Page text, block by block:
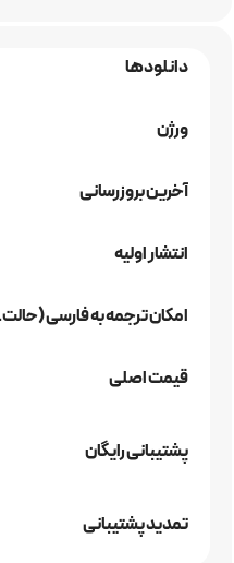
دانلودها
ورژن
آخرین بروزرسانی
انتشار اولیه
امکان ترجمه به فارسی (حالت RTL)
قیمت اصلی
پشتیبانی رایگان
تمدید پشتیبانی